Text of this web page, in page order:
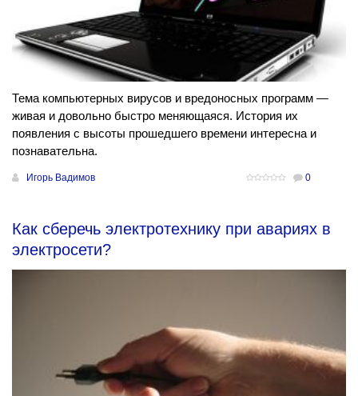
Тема компьютерных вирусов и вредоносных программ —
живая и довольно быстро меняющаяся. История их
появления с высоты прошедшего времени интересна и
познавательна.
Игорь Вадимов 0
Как сберечь электротехнику при авариях в
электросети?